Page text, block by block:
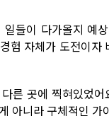
들이 다가올지 예
험 자체가 도전이
른 곳에 찍혀있었
아니라 구체적인